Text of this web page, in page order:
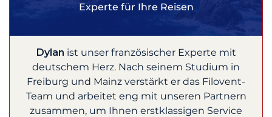
Experte für Ihre Reisen
Dylan ist unser französischer Experte mit
deutschem Herz. Nach seinem Studium in
Freiburg und Mainz verstärkt er das Filovent-
Team und arbeitet eng mit unseren Partnern
zusammen, um Ihnen erstklassigen Service